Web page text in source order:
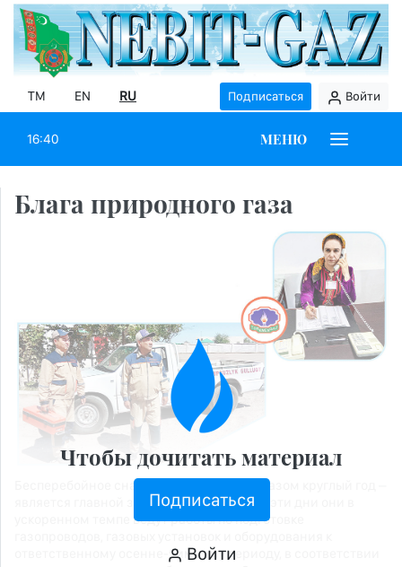
TM EN RU Подписаться Войти
16:40 МЕНЮ
Блага природного газа
Бесперебойное снабжение природным газом круглый год –
является главной заботой газовщиков. В эти дни они в
ускоренном темпе ведут работы по подготовке
ответственному осенне-зимнему периоду, в соответствии
Чтобы дочитать материал
Подписаться
Войти